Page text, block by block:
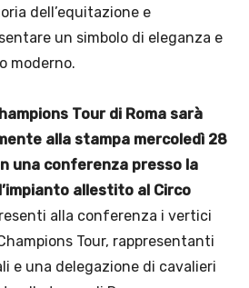
dell’equitazione e
un simbolo di eleganza e
moderno.
Tour di Roma sarà
alla stampa mercoledì 28
una conferenza presso la
allestito al Circo
alla conferenza i vertici
Tour, rappresentanti
e una delegazione di cavalieri